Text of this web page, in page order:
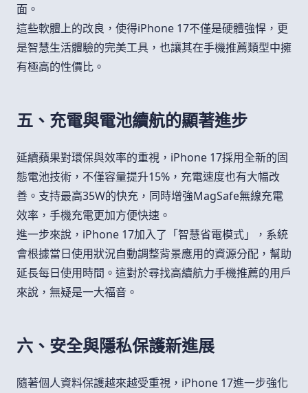
面。
這些軟體上的改良，使得iPhone 17不僅是硬體強悍，更
是智慧生活體驗的完美工具，也讓其在手機推薦類型中擁
有極高的性價比。
五、充電與電池續航的顯著進步
延續蘋果對環保與效率的重視，iPhone 17採用全新的固
態電池技術，不僅容量提升15%，充電速度也有大幅改
善。支持最高35W的快充，同時增強MagSafe無線充電
效率，手機充電更加方便快速。
進一步來說，iPhone 17加入了「智慧省電模式」，系統
會根據當日使用狀況自動調整背景應用的資源分配，幫助
延長每日使用時間。這對於尋找高續航力手機推薦的用戶
來說，無疑是一大福音。
六、安全與隱私保護新進展
隨著個人資料保護越來越受重視，iPhone 17進一步強化